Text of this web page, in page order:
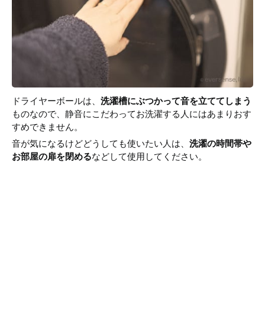
ドライヤーボールは、 洗濯槽にぶつかって音を立ててしまう
ものなので、静音にこだわってお洗濯する人にはあまりおす
すめできません。
音が気になるけどどうしても使いたい人は、 洗濯の時間帯や
お部屋の扉を閉めるなどして使用してください。